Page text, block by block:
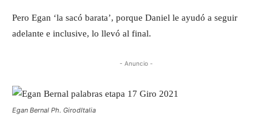
Pero Egan ‘la sacó barata’, porque Daniel le ayudó a seguir
adelante e inclusive, lo llevó al final.
- Anuncio -
Egan Bernal Ph. GirodItalia